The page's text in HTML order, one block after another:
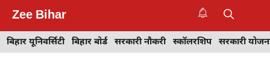
content
Zee Bihar
बिहार यूनिवर्सिटी बिहार बोर्ड सरकारी नौकरी स्कॉलरशिप सरकारी